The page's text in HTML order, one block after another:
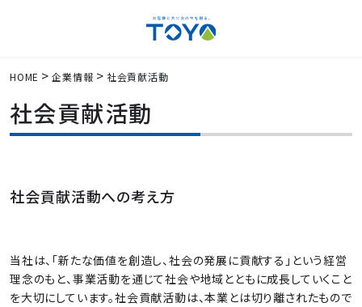
HOME 企業情報 社会貢献活動
社会貢献活動
社会貢献活動への考え方
当社は、「新たな価値を創造し、社会の発展に貢献する」という経営
理念のもと、事業活動を通じて社会や地域とともに成長していくこと
を大切にしています。社会貢献活動は、本業とは切り離されたもので